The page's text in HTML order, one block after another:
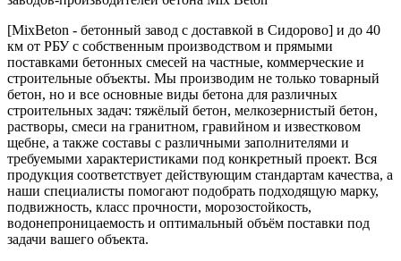
[MixBeton - бетонный завод с доставкой в Сидорово] и до 40
км от РБУ с собственным производством и прямыми
поставками бетонных смесей на частные, коммерческие и
строительные объекты. Мы производим не только товарный
бетон, но и все основные виды бетона для различных
строительных задач: тяжёлый бетон, мелкозернистый бетон,
растворы, смеси на гранитном, гравийном и известковом
щебне, а также составы с различными заполнителями и
требуемыми характеристиками под конкретный проект. Вся
продукция соответствует действующим стандартам качества, а
наши специалисты помогают подобрать подходящую марку,
подвижность, класс прочности, морозостойкость,
водонепроницаемость и оптимальный объём поставки под
задачи вашего объекта.